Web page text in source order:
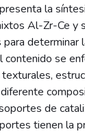
la
Al-Zr-Ce y
determinar
contenido se
de
tienen la